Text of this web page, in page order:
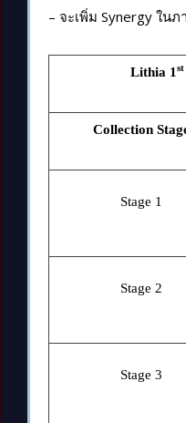
– จะเพิ่ม Synergy ในภ
Lithia 1 st
Collection
Stage 1
Stage 2
Stage 3